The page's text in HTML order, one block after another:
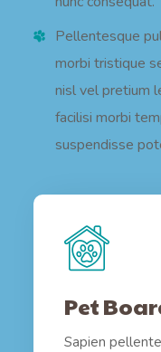
Pellentesque
morbi tristique
nisl vel pretium
facilisi morbi
suspendisse
Pet
Sapien